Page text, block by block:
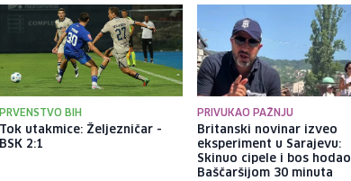
PRVENSTVO BIH
Tok utakmice: Željezničar -
BSK 2:1
PRIVUKAO PAŽNJU
Britanski novinar izveo
eksperiment u Sarajevu:
Skinuo cipele i bos hodao
Baščaršijom 30 minuta